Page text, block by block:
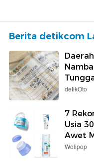
Berita detikcom
detikOto
7
Usia
Awet
Wolipop